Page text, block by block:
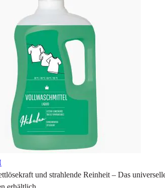
und strahlende Reinheit – Das